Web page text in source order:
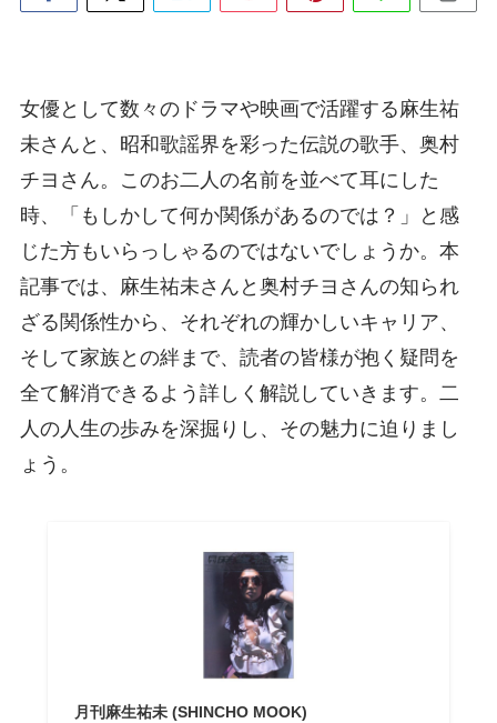
女優として数々のドラマや映画で活躍する麻生祐
未さんと、昭和歌謡界を彩った伝説の歌手、奥村
チヨさん。このお二人の名前を並べて耳にした
時、「もしかして何か関係があるのでは？」と感
じた方もいらっしゃるのではないでしょうか。本
記事では、麻生祐未さんと奥村チヨさんの知られ
ざる関係性から、それぞれの輝かしいキャリア、
そして家族との絆まで、読者の皆様が抱く疑問を
全て解消できるよう詳しく解説していきます。二
人の人生の歩みを深掘りし、その魅力に迫りまし
ょう。
月刊麻生祐未 (SHINCHO MOOK)